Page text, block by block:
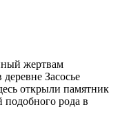
жертвам
Засосье
открыли памятник
подобного рода в